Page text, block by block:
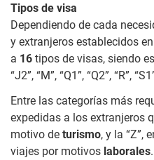
Tipos de visa
Dependiendo de cada
y extranjeros establecidos
a 16 tipos de visas, siendo
“J2”, “M”, “Q1”, “Q2”, “R”,
Entre las categorías más
expedidas a los extranjeros
motivo de turismo, y la “Z”,
viajes por motivos laborales